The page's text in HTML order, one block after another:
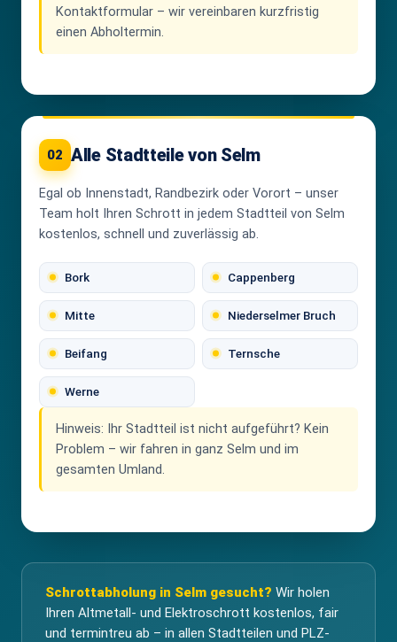
Kontaktformular – wir vereinbaren kurzfristig
einen Abholtermin.
02 Alle Stadtteile von Selm
Egal ob Innenstadt, Randbezirk oder Vorort – unser
Team holt Ihren Schrott in jedem Stadtteil von Selm
kostenlos, schnell und zuverlässig ab.
Bork Cappenberg
Mitte Niederselmer Bruch
Beifang Ternsche
Werne
Hinweis: Ihr Stadtteil ist nicht aufgeführt? Kein
Problem – wir fahren in ganz Selm und im
gesamten Umland.
Schrottabholung in Selm gesucht? Wir holen
Ihren Altmetall- und Elektroschrott kostenlos, fair
und termintreu ab – in allen Stadtteilen und PLZ-